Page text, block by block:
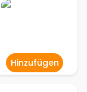
Hinzufügen